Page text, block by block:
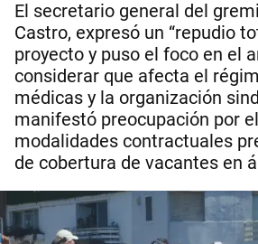
El secretario general del
Castro, expresó un “repudio
proyecto y puso el foco en el
considerar que afecta el
médicas y la organización
manifestó preocupación por
modalidades contractuales
de cobertura de vacantes en